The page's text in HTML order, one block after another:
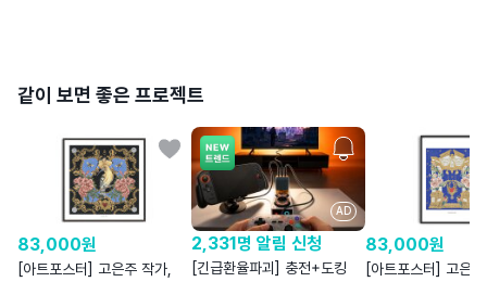
같이 보면 좋은 프로젝트
83,000원
[아트포스터] 고은주 작가,
AD
2,331명 알림 신청
[긴급환율파괴] 충전+도킹
83,000원
[아트포스터] 고은